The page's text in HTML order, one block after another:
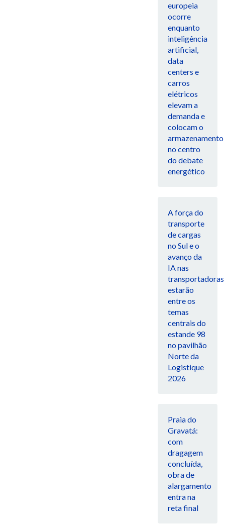
europeia
ocorre
enquanto
inteligência
artificial,
data
centers e
carros
elétricos
elevam a
demanda e
colocam o
armazenamento
no centro
do debate
energético
A força do
transporte
de cargas
no Sul e o
avanço da
IA nas
transportadoras
estarão
entre os
temas
centrais do
estande 98
no pavilhão
Norte da
Logistique
2026
Praia do
Gravatá:
com
dragagem
concluída,
obra de
alargamento
entra na
reta final